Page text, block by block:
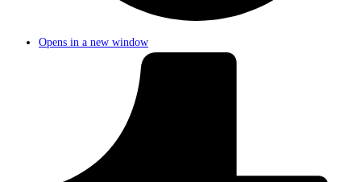
Opens in a new window